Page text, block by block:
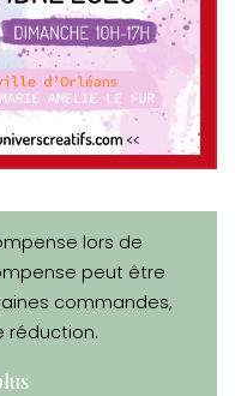
lors de
peut être
commandes,
réduction.